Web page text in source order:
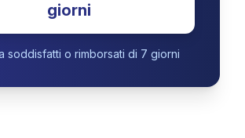
giorni
soddisfatti o rimborsati di 7 giorni